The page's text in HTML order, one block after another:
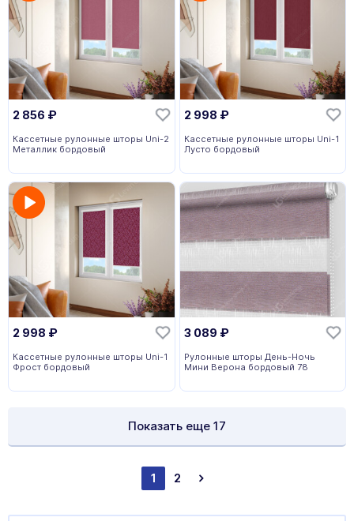
2 856 ₽
Кассетные рулонные шторы Uni-2
Металлик бордовый
2 998 ₽
Кассетные рулонные шторы Uni-1
Лусто бордовый
2 998 ₽
Кассетные рулонные шторы Uni-1
Фрост бордовый
3 089 ₽
Рулонные шторы День-Ночь
Мини Верона бордовый 78
Показать еще 17
1 2